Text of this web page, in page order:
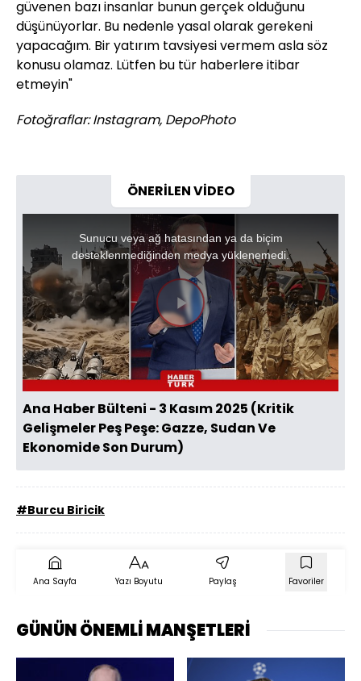
güvenen bazı insanlar bunun gerçek olduğunu
düşünüyorlar. Bu nedenle yasal olarak gerekeni
yapacağım. Bir yatırım tavsiyesi vermem asla söz
konusu olamaz. Lütfen bu tür haberlere itibar
etmeyin"
Fotoğraflar: Instagram, DepoPhoto
ÖNERİLEN VİDEO
Videoyu
Oynat
window.
Sunucu veya ağ hatasından ya da biçim
desteklenmediğinden medya yüklenemedi.
Ana Haber Bülteni - 3 Kasım 2025 (Kritik
Gelişmeler Peş Peşe: Gazze, Sudan Ve
Ekonomide Son Durum)
#Burcu Biricik
Ana Sayfa Yazı Boyutu Paylaş Favoriler
GÜNÜN ÖNEMLİ MANŞETLERİ